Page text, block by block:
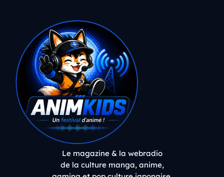
Le magazine & la webradio
de la culture manga, anime,